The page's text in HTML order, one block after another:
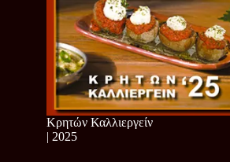
Κρητών Καλλιεργείν
| 2025